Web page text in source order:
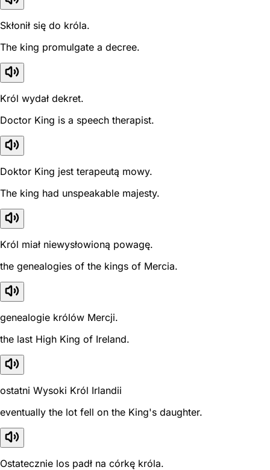
Skłonił się do króla.
The king promulgate a decree.
Król wydał dekret.
Doctor King is a speech therapist.
Doktor King jest terapeutą mowy.
The king had unspeakable majesty.
Król miał niewysłowioną powagę.
the genealogies of the kings of Mercia.
genealogie królów Mercji.
the last High King of Ireland.
ostatni Wysoki Król Irlandii
eventually the lot fell on the King's daughter.
Ostatecznie los padł na córkę króla.